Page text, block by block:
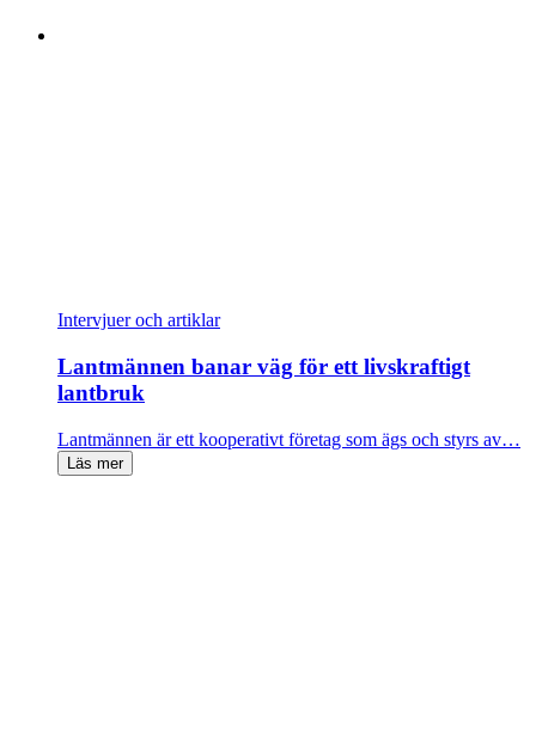
Intervjuer och artiklar
Lantmännen banar väg för ett livskraftigt
lantbruk
Lantmännen är ett kooperativt företag som ägs och styrs av…
Läs mer